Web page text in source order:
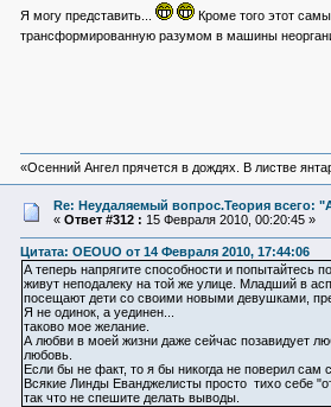
Я могу представить...
Кроме того этот
трансформированную разумом в машины
«Осенний Ангел прячется в дождях. В листве
Re: Неудаляемый вопрос.Теория всего:
« Ответ #312 : 15 Февраля 2010, 00:20:45 »
Цитата: OEOUO от 14 Февраля 2010, 17:44:06
А теперь напрягите способности и
живут неподалеку на той же улице. Младший в
посещают дети со своими новыми девушками,
Я не одинок, а уединен...
таково мое желание.
А любви в моей жизни даже сейчас позавидует
любовь.
Если бы не факт, то я бы никогда не поверил
Всякие Линды Еванджелисты просто тихо себе
так что не спешите делать выводы.